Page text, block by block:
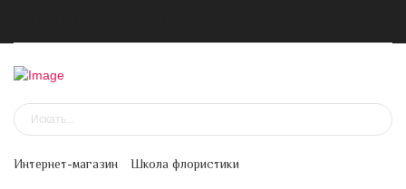
Интернет-магазин Школа флористики